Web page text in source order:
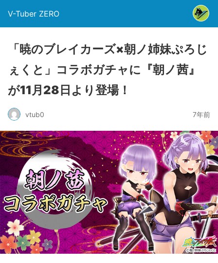
V-Tuber ZERO
「暁のブレイカーズ×朝ノ姉妹ぷろじ
ぇくと」コラボガチャに『朝ノ茜』
が11月28日より登場！
vtub0 7年前